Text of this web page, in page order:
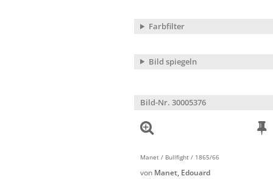
Farbfilter
Bild spiegeln
Bild-Nr. 30005376
Manet / Bullfight / 1865/66
von Manet, Edouard